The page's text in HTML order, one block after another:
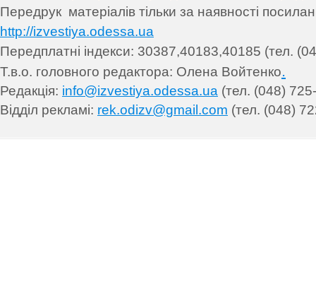
Передрук матеріалів тільки за наявності
http://izvestiya.odessa.ua
Передплатні індекси: 30387,40183,40185 (тел.
Т.в.о. головного редактора: Олена Войтенко.
Редакція: info@izvestiya.odessa.ua (тел. (048)
Відділ рекламі: rek.odizv@gmail.com (тел. (048)